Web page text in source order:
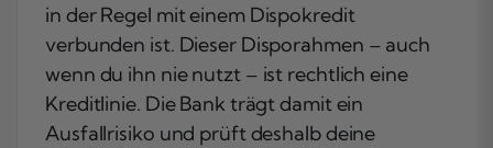
in der Regel mit einem Dispokredit
verbunden ist. Dieser Disporahmen – auch
wenn du ihn nie nutzt – ist rechtlich eine
Kreditlinie. Die Bank trägt damit ein
Ausfallrisiko und prüft deshalb deine